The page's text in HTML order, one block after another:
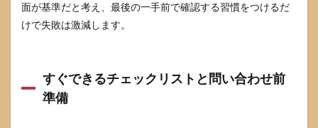
面が基準だと考え、最後の一手前で確認する習慣をつけるだ
けで失敗は激減します。
すぐできるチェックリストと問い合わせ前
準備